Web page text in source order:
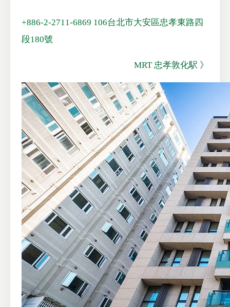
+886-2-2711-6869 106台北市大安區忠孝東路四
段180號
MRT 忠孝敦化駅 》